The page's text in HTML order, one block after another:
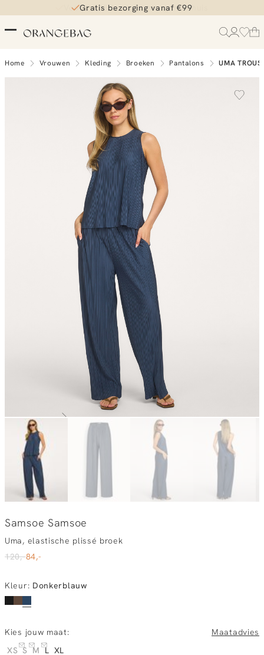
Gratis bezorging vanaf €99
Home Vrouwen Kleding Broeken Pantalons UMA
Samsoe Samsoe
Uma, elastische plissé broek
120,-84,-
Kleur: Donkerblauw
Kies jouw maat:
Maatadvies
XS S M L XL